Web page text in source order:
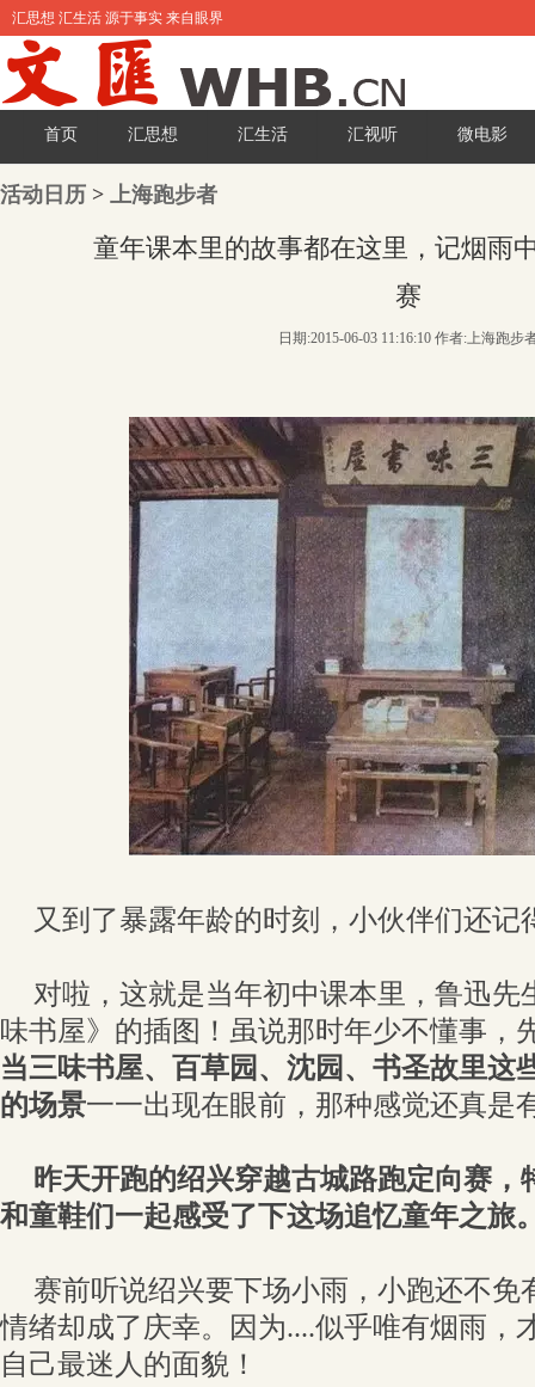
汇思想 汇生活 源于事实 来自眼界
首页 汇思想 汇生活 汇视听 微电影
活动日历 > 上海跑步者
童年课本里的故事都在这里，记烟雨
赛
日期:2015-06-03 11:16:10 作者:上海跑步
又到了暴露年龄的时刻，小伙伴们还记
对啦，这就是当年初中课本里，鲁迅先
味书屋》的插图！虽说那时年少不懂事，
当三味书屋、百草园、沈园、书圣故里这
的场景一一出现在眼前，那种感觉还真是
昨天开跑的绍兴穿越古城路跑定向赛，
和童鞋们一起感受了下这场追忆童年之旅
赛前听说绍兴要下场小雨，小跑还不免
情绪却成了庆幸。因为....似乎唯有烟雨，
自己最迷人的面貌！